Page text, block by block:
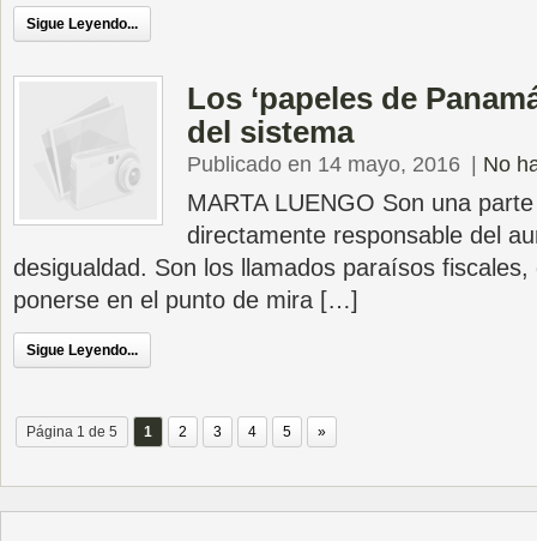
Sigue Leyendo...
Los ‘papeles de
del sistema
Publicado en 14 mayo, 2016 No
MARTA LUENGO Son una
directamente responsable del
desigualdad. Son los llamados paraísos
ponerse en el punto de mira […]
Sigue Leyendo...
Página 1 de 5 1 2 3 4 5 »